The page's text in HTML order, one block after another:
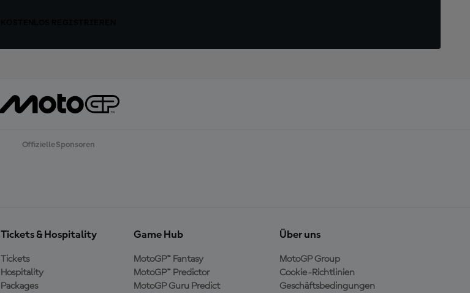
Offizielle Sponsoren
Tickets & Hospitality
Tickets
Hospitality
Packages
Game Hub
MotoGP™ Fantasy
MotoGP™ Predictor
MotoGP Guru Predict
Über uns
MotoGP Group
Cookie-Richtlinien
Geschäftsbedingungen